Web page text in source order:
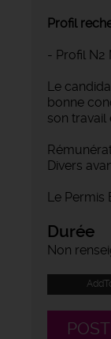
Profil
- Profil N2
Le
bonne
son travail
Divers
Le Permis
Durée
Non